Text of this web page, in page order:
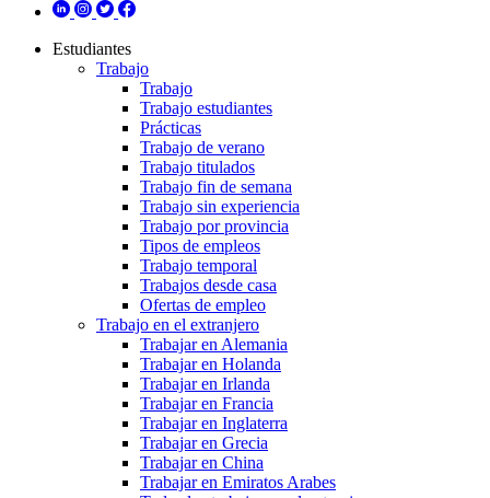
Estudiantes
Trabajo
Trabajo
Trabajo estudiantes
Prácticas
Trabajo de verano
Trabajo titulados
Trabajo fin de semana
Trabajo sin experiencia
Trabajo por provincia
Tipos de empleos
Trabajo temporal
Trabajos desde casa
Ofertas de empleo
Trabajo en el extranjero
Trabajar en Alemania
Trabajar en Holanda
Trabajar en Irlanda
Trabajar en Francia
Trabajar en Inglaterra
Trabajar en Grecia
Trabajar en China
Trabajar en Emiratos Arabes